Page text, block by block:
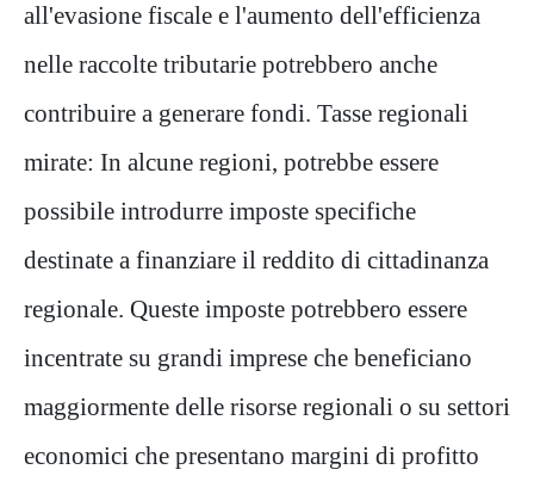
all'evasione fiscale e l'aumento dell'efficienza
nelle raccolte tributarie potrebbero anche
contribuire a generare fondi. Tasse regionali
mirate: In alcune regioni, potrebbe essere
possibile introdurre imposte specifiche
destinate a finanziare il reddito di cittadinanza
regionale. Queste imposte potrebbero essere
incentrate su grandi imprese che beneficiano
maggiormente delle risorse regionali o su settori
economici che presentano margini di profitto